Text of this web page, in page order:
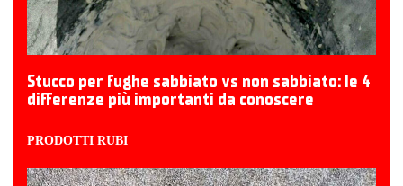
Stucco per fughe sabbiato vs non sabbiato: le 4
differenze più importanti da conoscere
PRODOTTI RUBI